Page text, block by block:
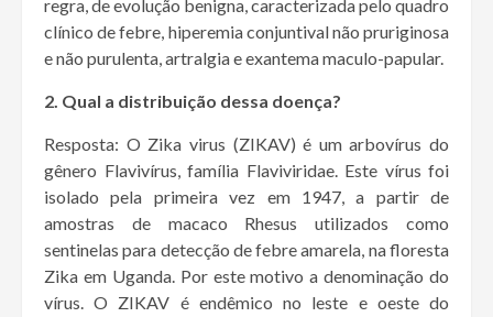
regra, de evolução benigna, caracterizada pelo quadro
clínico de febre, hiperemia conjuntival não pruriginosa
e não purulenta, artralgia e exantema maculo-papular.
2. Qual a distribuição dessa doença?
Resposta: O Zika virus (ZIKAV) é um arbovírus do
gênero Flavivírus, família Flaviviridae. Este vírus foi
isolado pela primeira vez em 1947, a partir de
amostras de macaco Rhesus utilizados como
sentinelas para detecção de febre amarela, na floresta
Zika em Uganda. Por este motivo a denominação do
vírus. O ZIKAV é endêmico no leste e oeste do